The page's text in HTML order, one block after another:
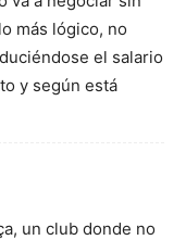
más lógico, no
el salario
y según está
un club donde no